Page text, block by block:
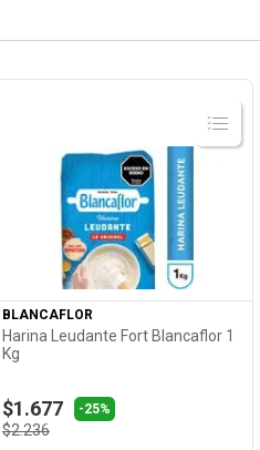
Ver Producto
BLANCAFLOR
Harina Leudante Fort Blancaflor 1
Kg
$1.677 -25%
$2.236